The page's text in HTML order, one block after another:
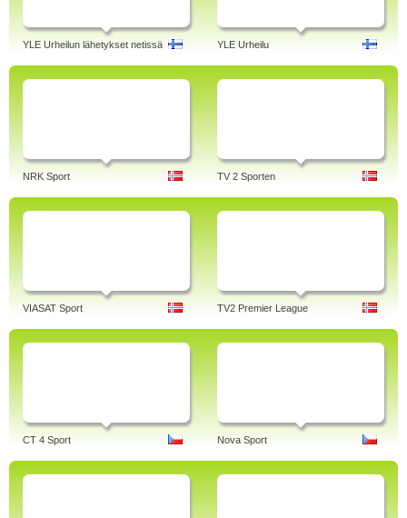
YLE Urheilun lähetykset netissä YLE Urheilu
NRK Sport TV 2 Sporten
VIASAT Sport TV2 Premier League
CT 4 Sport Nova Sport